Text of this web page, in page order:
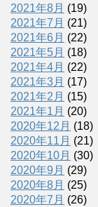
2021年8月 (19)
2021年7月 (21)
2021年6月 (22)
2021年5月 (18)
2021年4月 (22)
2021年3月 (17)
2021年2月 (15)
2021年1月 (20)
2020年12月 (18)
2020年11月 (21)
2020年10月 (30)
2020年9月 (29)
2020年8月 (25)
2020年7月 (26)